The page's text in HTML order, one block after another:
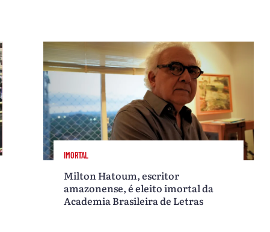
IMORTAL
Milton Hatoum, escritor
amazonense, é eleito imortal da
Academia Brasileira de Letras